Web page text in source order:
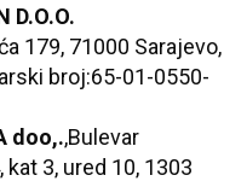
D.O.O.
179, 71000 Sarajevo,
broj:65-01-0550-
doo,.,Bulevar
3, ured 10, 1303